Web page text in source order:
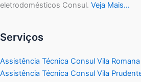
eletrodomésticos Consul. Veja Mais…
Serviços
Assistência Técnica Consul Vila Romana
Assistência Técnica Consul Vila